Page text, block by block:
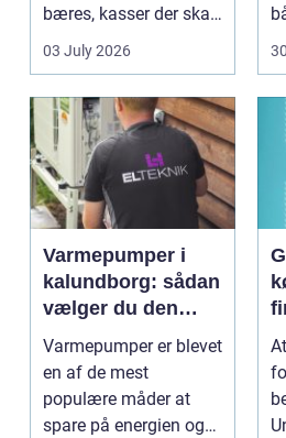
bæres, kasser der skal
pakkes, o...
03 July 2026
Varmepumper i
kalundborg: sådan
vælger du den
rigtige løsning
Varmepumper er blevet
en af de mest
populære måder at
spare på energien og